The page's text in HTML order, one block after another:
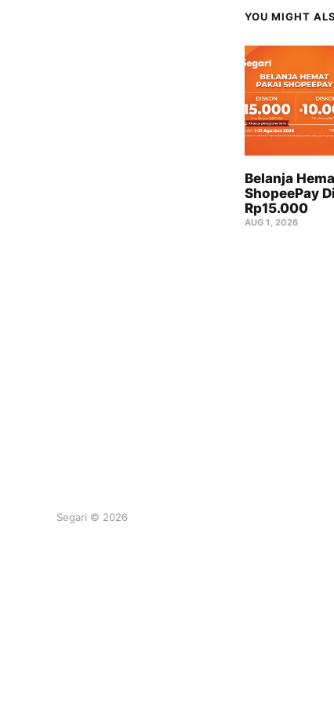
YOU MIGHT
Belanja
ShopeePay
Rp15.000
AUG 1, 2026
Segari © 2026